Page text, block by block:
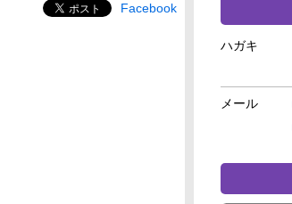
Facebook
ハガキ
メール